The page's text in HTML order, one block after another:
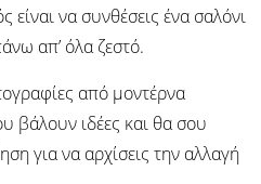
είναι να συνθέσεις ένα σαλόνι
απ’ όλα ζεστό.
από μοντέρνα
βάλουν ιδέες και θα σου
για να αρχίσεις την αλλαγή